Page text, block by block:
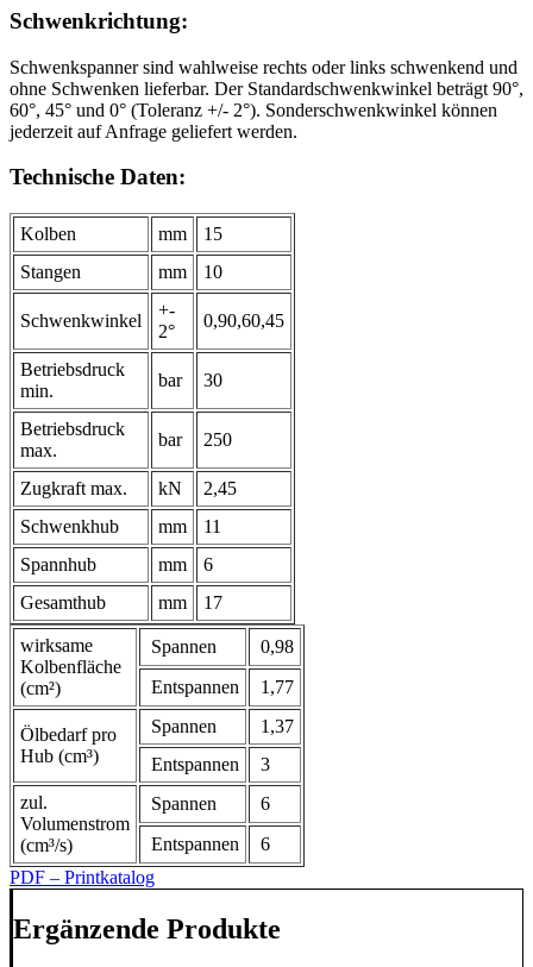
Schwenkrichtung:
Schwenkspanner sind wahlweise rechts oder links schwenkend und
ohne Schwenken lieferbar. Der Standardschwenkwinkel beträgt 90°,
60°, 45° und 0° (Toleranz +/- 2°). Sonderschwenkwinkel können
jederzeit auf Anfrage geliefert werden.
Technische Daten:
Kolben mm
15
Stangen
mm 10
Schwenkwinkel
+-
2°
0,90,60,45
Betriebsdruck
min.
bar 30
Betriebsdruck
max.
bar 250
Zugkraft max. kN
2,45
Schwenkhub
mm
11
Spannhub
mm
6
Gesamthub
mm 17
wirksame
Kolbenfläche
(cm²)
Spannen
0,98
Entspannen
1,77
Ölbedarf pro
Hub (cm³)
Spannen
1,37
Entspannen
3
zul.
Volumenstrom
(cm³/s)
Spannen
6
Entspannen
6
PDF – Printkatalog
Ergänzende Produkte